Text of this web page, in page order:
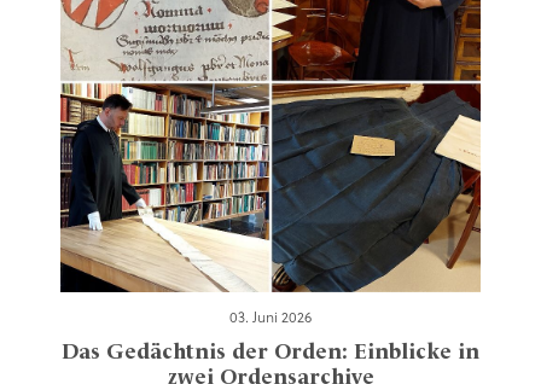
03. Juni 2026
Das Gedächtnis der Orden: Einblicke in
zwei Ordensarchive